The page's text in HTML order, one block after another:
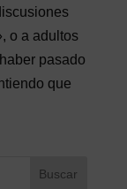
o a adultos
pasado
que
Buscar